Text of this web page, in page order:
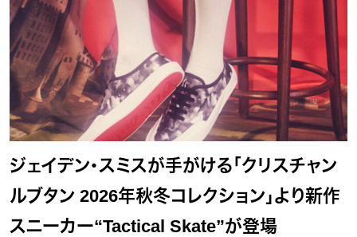
ジェイデン・スミスが手がける「クリスチャン
ルブタン 2026年秋冬コレクション」より新作
スニーカー“Tactical Skate”が登場